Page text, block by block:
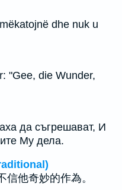
dhe nuk u
"Gee, die Wunder,
да съгрешават, И
Му дела.
他奇妙的作為。